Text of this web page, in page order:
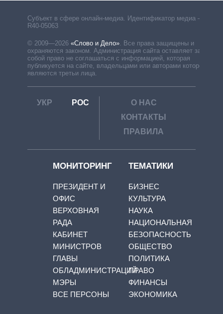
Субъект в сфере онлайн-медиа. Идентификатор медиа –
R40-05063
© 2009—2026 «Слово и Дело» Все права защищены и
охраняются законом. Администрация сайта оставляет за
собой право не соглашаться с информацией, которая
публикуется на сайте, владельцами или авторами которой
являются третьи лица.
УКР РОС
О НАС
КОНТАКТЫ
ПРАВИЛА
МОНИТОРИНГ
ПРЕЗИДЕНТ И
ОФИС
ВЕРХОВНАЯ
РАДА
КАБИНЕТ
МИНИСТРОВ
ГЛАВЫ
ОБЛАДМИНИСТРАЦИЙ
МЭРЫ
ВСЕ ПЕРСОНЫ
ТЕМАТИКИ
БИЗНЕС
КУЛЬТУРА
НАУКА
НАЦИОНАЛЬНАЯ
БЕЗОПАСНОСТЬ
ОБЩЕСТВО
ПОЛИТИКА
ПРАВО
ФИНАНСЫ
ЭКОНОМИКА